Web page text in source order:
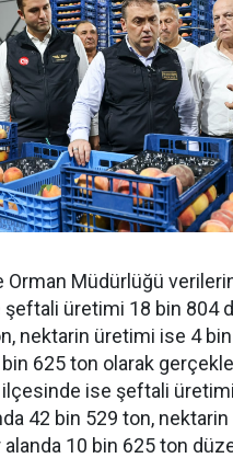
Orman Müdürlüğü
üretimi 18 bin 804
nektarin üretimi ise 4
bin 625 ton olarak
ise şeftali
42 bin 529 ton,
alanda 10 bin 625 ton